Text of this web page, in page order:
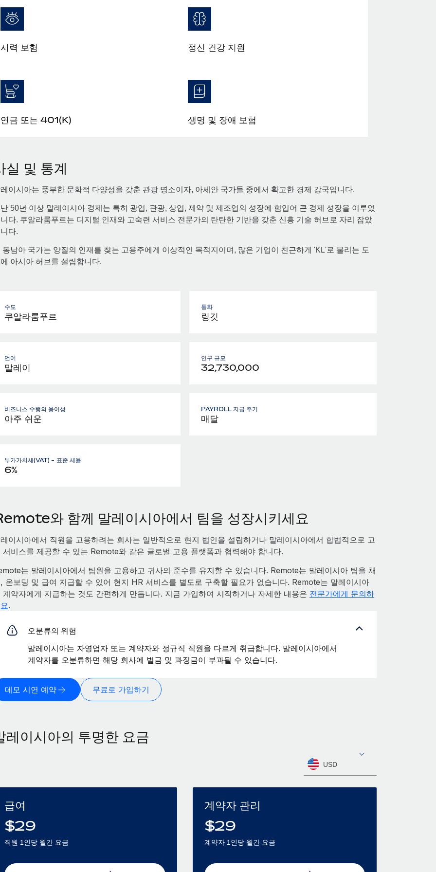
시력 보험 정신 건강 지원
연금 또는 401(K) 생명 및 장애 보험
실 및 통계
이시아는 풍부한 문화적 다양성을 갖춘 관광 명소이자, 아세안 국가들 중에서 확고한 경제 강국입니다.
50년 이상 말레이시아 경제는 특히 광업, 관광, 상업, 제약 및 제조업의 성장에 힘입어 큰 경제 성장을 이루었
다. 쿠알라룸푸르는 디지털 인재와 고숙련 서비스 전문가의 탄탄한 기반을 갖춘 신흥 기술 허브로 자리 잡았
다.
동남아 국가는 양질의 인재를 찾는 고용주에게 이상적인 목적지이며, 많은 기업이 친근하게 'KL'로 불리는 도
아시아 허브를 설립합니다.
수도
쿠알라룸푸르
통화
링깃
언어
말레이
인구 규모
32,730,000
비즈니스 수행의 용이성
아주 쉬운
PAYROLL 지급 주기
매달
부가가치세(VAT) - 표준 세율
6%
와 함께 말레이시아에서 팀을 성장시키세요
이시아에서 직원을 고용하려는 회사는 일반적으로 현지 법인을 설립하거나 말레이시아에서 합법적으로 고
서비스를 제공할 수 있는 Remote와 같은 글로벌 고용 플랫폼과 협력해야 합니다.
는 말레이시아에서 팀원을 고용하고 귀사의 준수를 유지할 수 있습니다. Remote는 말레이시아 팀을 채
온보딩 및 급여 지급할 수 있어 현지 HR 서비스를 별도로 구축할 필요가 없습니다. Remote는 말레이시아
계약자에게 지급하는 것도 간편하게 만듭니다. 지금 가입하여 시작하거나 자세한 내용은 전문가에게 문의하
.
오분류의 위험
말레이시아는 자영업자 또는 계약자와 정규직 직원을 다르게 취급합니다. 말레이시아에서
계약자를 오분류하면 해당 회사에 벌금 및 과징금이 부과될 수 있습니다.
데모 시연 예약 무료로 가입하기
레이시아의 투명한 요금
USD
급여
$29
직원 1인당 월간 요금
계약자 관리
$29
계약자 1인당 월간 요금